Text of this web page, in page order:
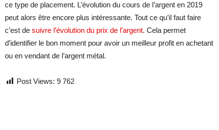
ce type de placement. L’évolution du cours de l’argent en 2019
peut alors être encore plus intéressante. Tout ce qu’il faut faire
c’est de suivre l’évolution du prix de l’argent. Cela permet
d’identifier le bon moment pour avoir un meilleur profit en achetant
ou en vendant de l’argent métal.
Post Views: 9 762